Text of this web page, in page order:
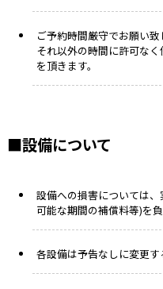
ご予約時間厳守でお願い致
それ以外の時間に許可な
を頂きます。
■設備について
設備への損害については
可能な期間の補償料等)を
各設備は予告なしに変更す